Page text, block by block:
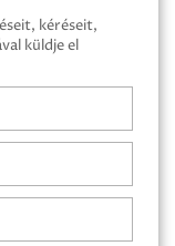
kéréseit,
küldje el